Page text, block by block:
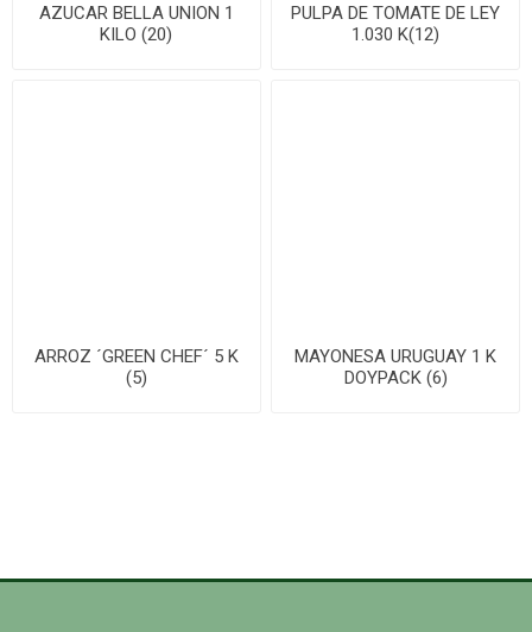
AZUCAR BELLA UNION 1
KILO (20)
PULPA DE TOMATE DE LEY
1.030 K(12)
ARROZ ´GREEN CHEF´ 5 K
(5)
MAYONESA URUGUAY 1 K
DOYPACK (6)